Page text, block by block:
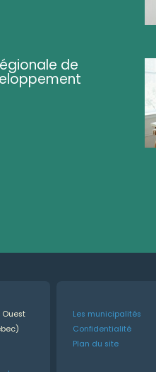
de
Ouest
Les municipalités
Confidentialité
Plan du site